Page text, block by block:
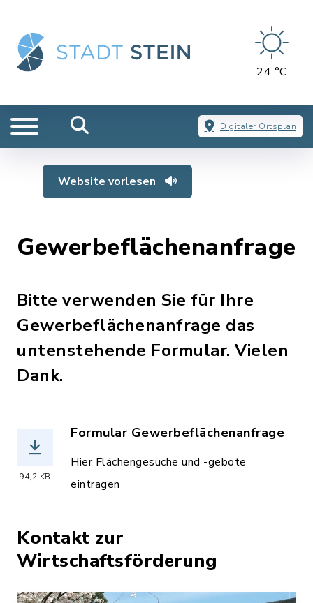
24 °C
Digitaler Ortsplan
Website vorlesen
Gewerbeflächenanfrage
Bitte verwenden Sie für Ihre
Gewerbeflächenanfrage das
untenstehende Formular. Vielen
Dank.
94,2 KB
Formular Gewerbeflächenanfrage
(Dateiname: 2026-
Hier Flächengesuche und -gebote
eintragen
Kontakt zur
Wirtschaftsförderung